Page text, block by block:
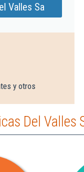
Valles Sa
y otros
Del Valles